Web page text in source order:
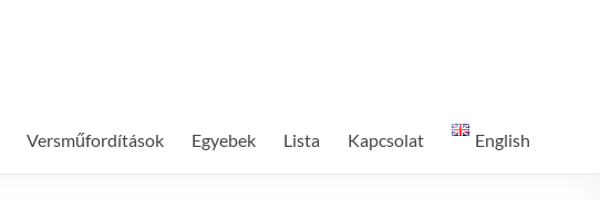
Versműfordítások Egyebek Lista Kapcsolat English